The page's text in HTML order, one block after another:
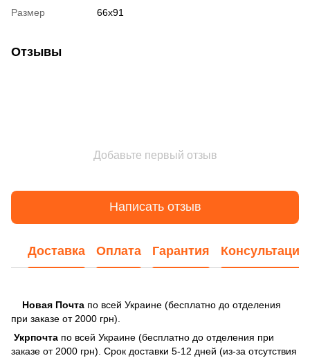
Размер
66x91
Отзывы
Добавьте первый отзыв
Написать отзыв
Доставка Оплата Гарантия Консультация
Новая Почта по всей Украине (бесплатно до отделения
при заказе от 2000 грн).
Укрпочта по всей Украине (бесплатно до отделения при
заказе от 2000 грн). Срок доставки 5-12 дней (из-за отсутствия